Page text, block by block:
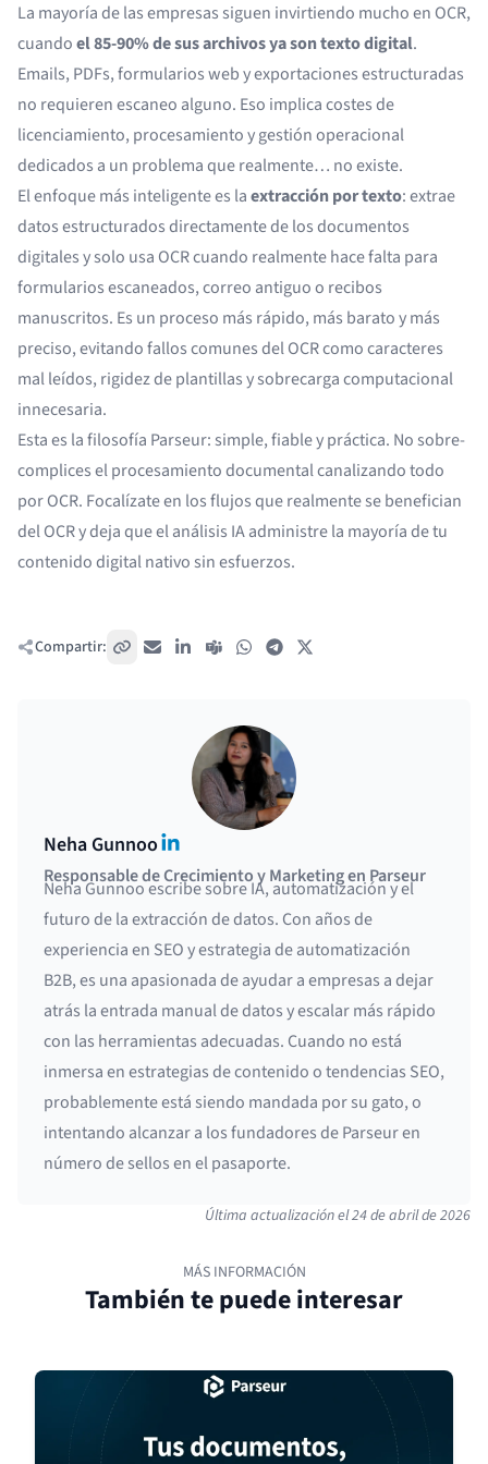
La mayoría de las empresas siguen invirtiendo mucho en OCR,
cuandoel 85-90% de sus archivos ya son texto digital.
Emails, PDFs, formularios web y exportaciones estructuradas
no requieren escaneo alguno. Eso implica costes de
licenciamiento, procesamiento y gestión operacional
dedicados a un problema que realmente… no existe.
El enfoque más inteligente es laextracción por texto: extrae
datos estructurados directamente de los documentos
digitales y solo usa OCR cuando realmente hace falta para
formularios escaneados, correo antiguo o recibos
manuscritos. Es un proceso más rápido, más barato y más
preciso, evitando fallos comunes del OCR como caracteres
mal leídos, rigidez de plantillas y sobrecarga computacional
innecesaria.
Esta es la filosofía Parseur: simple, fiable y práctica. No sobre-
complices el procesamiento documental canalizando todo
por OCR. Focalízate en los flujos que realmente se benefician
del OCR y deja que el análisis IA administre la mayoría de tu
contenido digital nativo sin esfuerzos.
Compartir: Copiar enlace
Correo electrónico
LinkedIn
Teams WhatsAppTelegram
Neha GunnooLinkedIn
Responsable de Crecimiento y Marketing en Parseur
Neha Gunnoo escribe sobre IA, automatización y el
futuro de la extracción de datos. Con años de
experiencia en SEO y estrategia de automatización
B2B, es una apasionada de ayudar a empresas a dejar
atrás la entrada manual de datos y escalar más rápido
con las herramientas adecuadas. Cuando no está
inmersa en estrategias de contenido o tendencias SEO,
probablemente está siendo mandada por su gato, o
intentando alcanzar a los fundadores de Parseur en
número de sellos en el pasaporte.
Última actualización el24 de abril de 2026
MÁS INFORMACIÓN
También te puede interesar